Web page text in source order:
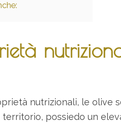
nutrizionali, le olive
possiedo un